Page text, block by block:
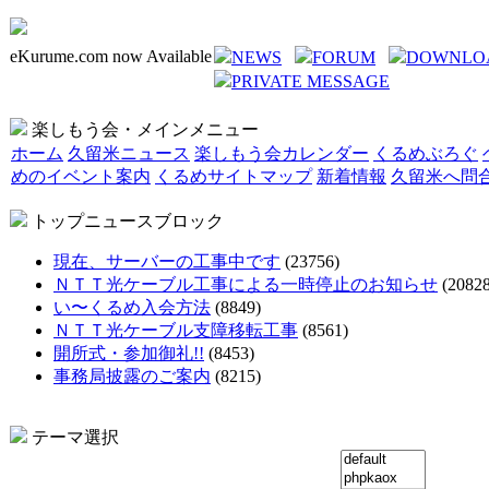
eKurume.com now Available NEWS FORUM
PRIVATE MESSAGE
楽しもう会・メインメニュー
ホーム 久留米ニュース 楽しもう会カレンダー くるめぶろぐ
めのイベント案内 くるめサイトマップ 新着情報 久留米へ問
トップニュースブロック
現在、サーバーの工事中です (23756)
ＮＴＴ光ケーブル工事による一時停止のお知らせ
い〜くるめ入会方法 (8849)
ＮＴＴ光ケーブル支障移転工事 (8561)
開所式・参加御礼!! (8453)
事務局披露のご案内 (8215)
テーマ選択